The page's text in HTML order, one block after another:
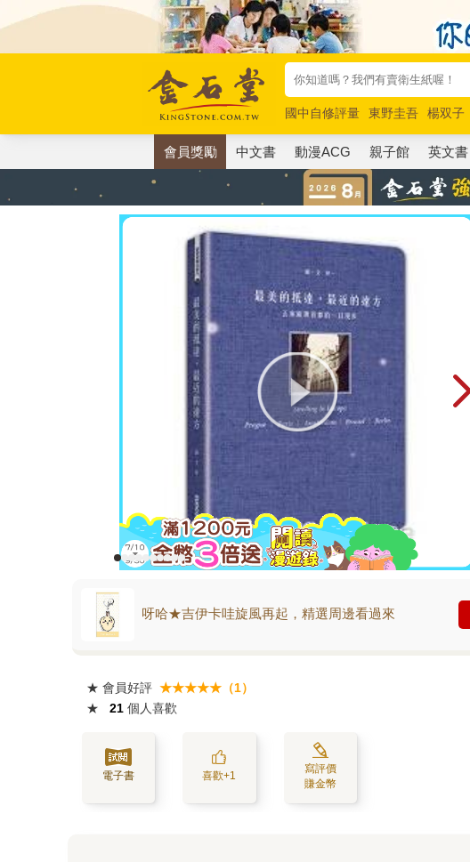
國中自修評量 東野圭吾 楊双子
唯紅花綻放
奧德賽 路邊攤新作
會員獎勵 中文書 動漫ACG 親子館 英文書
呀哈★吉伊卡哇旋風再起，精選周邊看過來
★ 會員好評 ★★★★★（1）
★
21 個人喜歡
電子書 喜歡+1
寫評價
賺金幣